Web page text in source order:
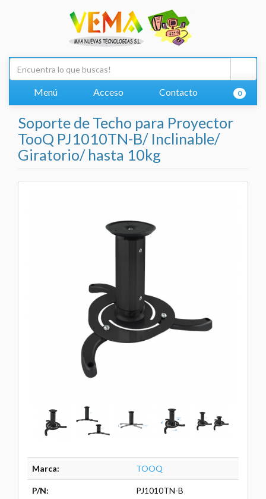
Menú Acceso Contacto 0
Soporte de Techo para Proyector
TooQ PJ1010TN-B/ Inclinable/
Giratorio/ hasta 10kg
Marca: TOOQ
P/N: PJ1010TN-B